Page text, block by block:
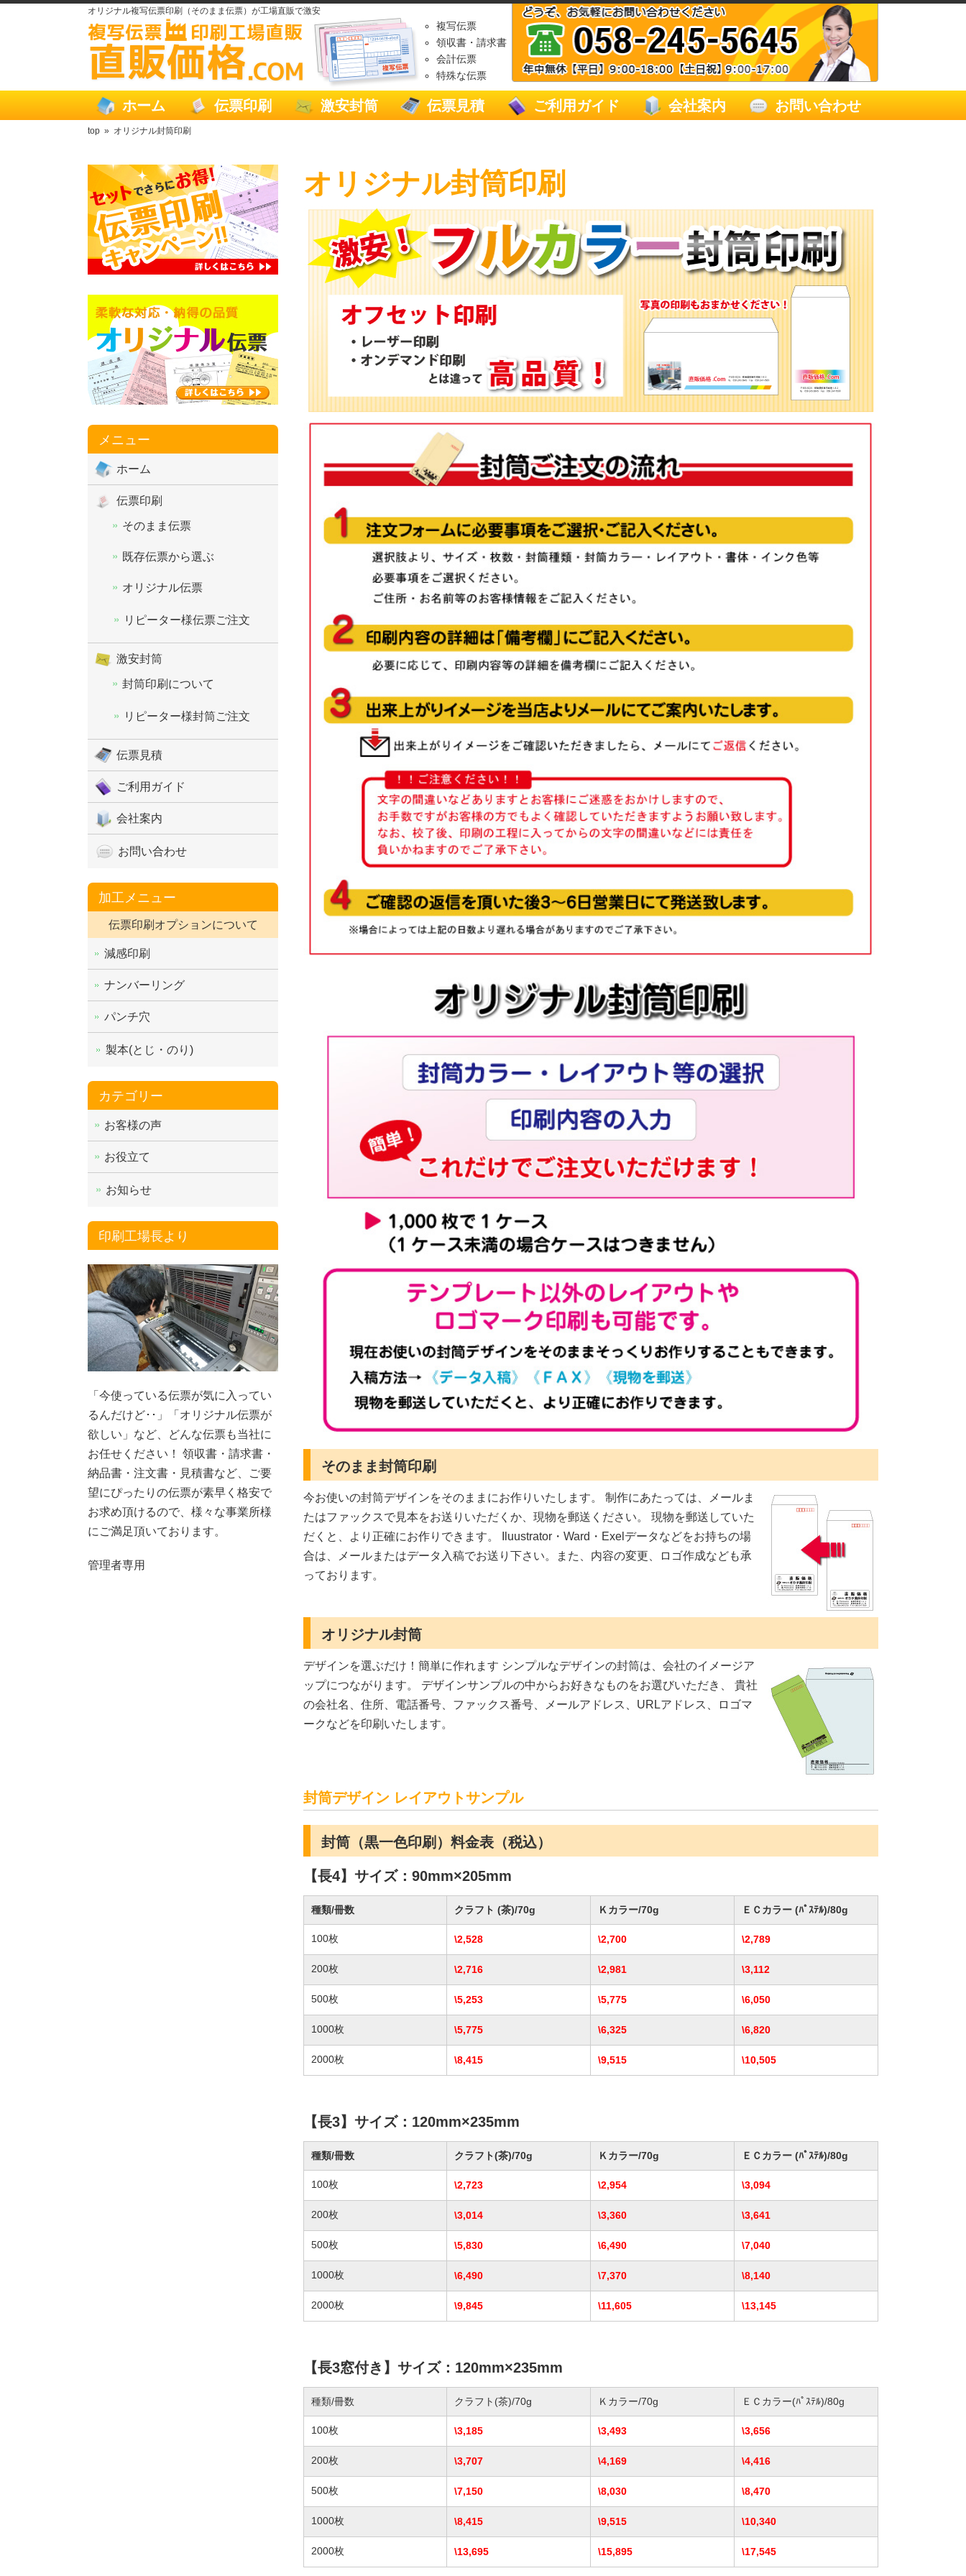
オリジナル複写伝票印刷（そのまま伝票）が工場直販で激安
複写伝票
領収書・請求書
会計伝票
特殊な伝票
ホーム 伝票印刷 激安封筒 伝票見積 ご利用ガイド 会社案内 お問い合わせ
top » オリジナル封筒印刷
オリジナル封筒印刷
そのまま封筒印刷
今お使いの封筒デザインをそのままにお作りいたします。 制作にあたっては、メールま
たはファックスで見本をお送りいただくか、現物を郵送ください。 現物を郵送していた
だくと、より正確にお作りできます。 Iluustrator・Ward・Exelデータなどをお持ちの場
合は、メールまたはデータ入稿でお送り下さい。また、内容の変更、ロゴ作成なども承
っております。
オリジナル封筒
デザインを選ぶだけ！簡単に作れます シンプルなデザインの封筒は、会社のイメージア
ップにつながります。 デザインサンプルの中からお好きなものをお選びいただき、 貴社
の会社名、住所、電話番号、ファックス番号、メールアドレス、URLアドレス、ロゴマ
ークなどを印刷いたします。
封筒デザイン レイアウトサンプル
封筒（黒一色印刷）料金表（税込）
【長4】サイズ：90mm×205mm
種類/冊数 クラフト (茶)/70g Ｋカラー/70g ＥＣカラー (ﾊﾟｽﾃﾙ)/80g
100枚 \2,528 \2,700 \2,789
200枚 \2,716 \2,981 \3,112
500枚 \5,253 \5,775 \6,050
1000枚 \5,775 \6,325 \6,820
2000枚 \8,415 \9,515 \10,505
【長3】サイズ：120mm×235mm
種類/冊数 クラフト(茶)/70g Ｋカラー/70g ＥＣカラー (ﾊﾟｽﾃﾙ)/80g
100枚 \2,723 \2,954 \3,094
200枚 \3,014 \3,360 \3,641
500枚 \5,830 \6,490 \7,040
1000枚 \6,490 \7,370 \8,140
2000枚 \9,845 \11,605 \13,145
【長3窓付き】サイズ：120mm×235mm
種類/冊数 クラフト(茶)/70g Ｋカラー/70g ＥＣカラー(ﾊﾟｽﾃﾙ)/80g
100枚 \3,185 \3,493 \3,656
200枚 \3,707 \4,169 \4,416
500枚 \7,150 \8,030 \8,470
1000枚 \8,415 \9,515 \10,340
2000枚 \13,695 \15,895 \17,545
メニュー
ホーム
伝票印刷
そのまま伝票
既存伝票から選ぶ
オリジナル伝票
リピーター様伝票ご注文
激安封筒
封筒印刷について
リピーター様封筒ご注文
伝票見積
ご利用ガイド
会社案内
お問い合わせ
加工メニュー
伝票印刷オプションについて
減感印刷
ナンバーリング
パンチ穴
製本(とじ・のり)
カテゴリー
お客様の声
お役立て
お知らせ
印刷工場長より
「今使っている伝票が気に入ってい
るんだけど･･」「オリジナル伝票が
欲しい」など、どんな伝票も当社に
お任せください！ 領収書・請求書・
納品書・注文書・見積書など、ご要
望にぴったりの伝票が素早く格安で
お求め頂けるので、様々な事業所様
にご満足頂いております。
管理者専用